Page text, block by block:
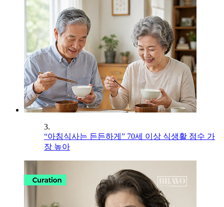
3.
“아침식사는 든든하게” 70세 이상 식생활 점수 가
장 높아